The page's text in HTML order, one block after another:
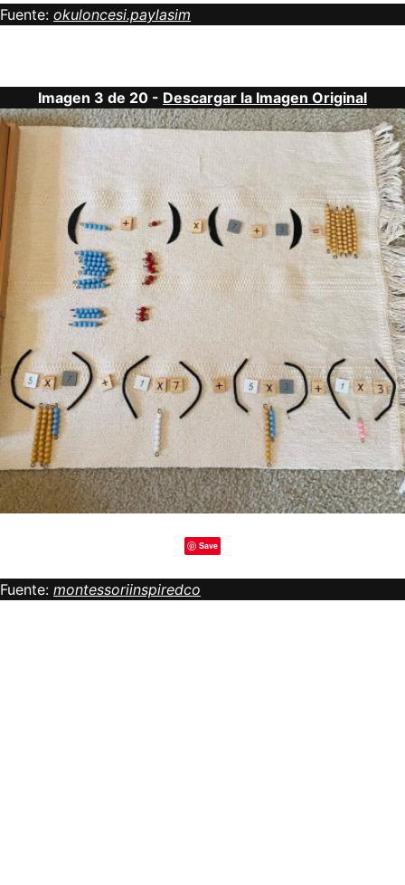
Fuente: okuloncesi.paylasim
Imagen 3 de 20 - Descargar la Imagen Original
Save
Fuente: montessoriinspiredco